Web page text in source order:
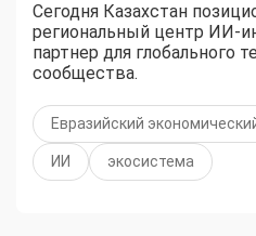
Сегодня Казахстан
региональный центр ИИ-
партнер для глобального
сообщества.
Евразийский
ИИ экосистема